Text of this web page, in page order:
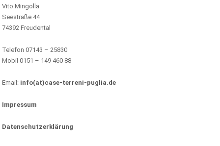
Vito Mingolla
Seestraße 44
74392 Freudental
Telefon 07143 – 25830
Mobil 0151 – 149 460 88
Email: info(at)case-terreni-puglia.de
Impressum
Datenschutzerklärung